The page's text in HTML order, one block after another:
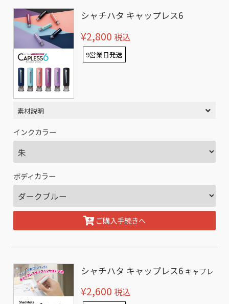
シャチハタ キャップレス6
¥2,800 税込
9営業日発送
素材説明
インクカラー
ボディカラー
ご購入手続きへ
シャチハタ キャップレス6 キャプレ
¥2,600 税込